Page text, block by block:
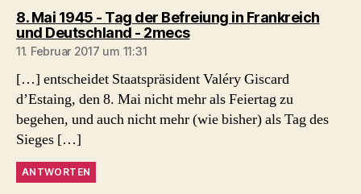
8. Mai 1945 - Tag der Befreiung in Frankreich
und Deutschland - 2mecssagt:
11. Februar 2017 um 11:31
[…] entscheidet Staatspräsident Valéry Giscard
d’Estaing, den 8. Mai nicht mehr als Feiertag zu
begehen, und auch nicht mehr (wie bisher) als Tag des
Sieges […]
ANTWORTEN